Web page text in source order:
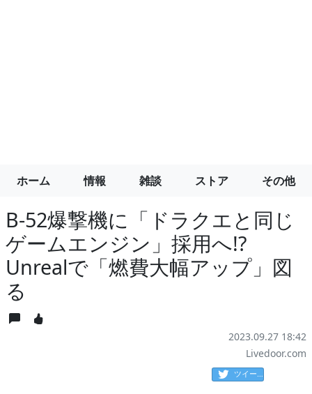
ホーム 情報 雑談 ストア その他
B-52爆撃機に「ドラクエと同じ
ゲームエンジン」採用へ!?
Unrealで「燃費大幅アップ」図
る
2023.09.27 18:42
Livedoor.com
ツイート